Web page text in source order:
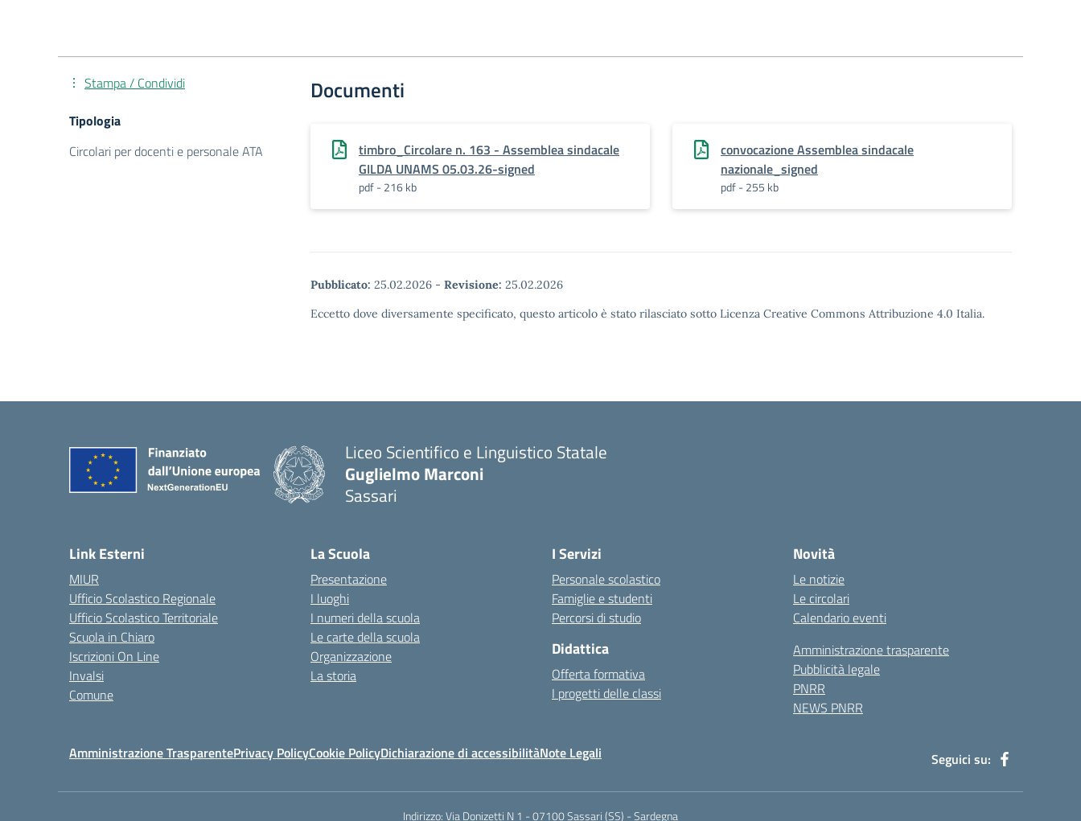
Documenti
timbro_Circolare n. 163 - Assemblea sindacale
GILDA UNAMS 05.03.26-signed
pdf - 216 kb
convocazione Assemblea sindacale
nazionale_signed
pdf - 255 kb
Pubblicato: 25.02.2026 - Revisione: 25.02.2026
Eccetto dove diversamente specificato, questo articolo è stato rilasciato sotto Licenza Creative Commons Attribuzione 4.0 Italia.
Stampa / Condividi
Tipologia
Circolari per docenti e personale ATA
Liceo Scientifico e Linguistico Statale
Guglielmo Marconi
Sassari
Link Esterni
MIUR
Ufficio Scolastico Regionale
Ufficio Scolastico Territoriale
Scuola in Chiaro
Iscrizioni On Line
Invalsi
Comune
La Scuola
Presentazione
I luoghi
I numeri della scuola
Le carte della scuola
Organizzazione
La storia
I Servizi
Personale scolastico
Famiglie e studenti
Percorsi di studio
Didattica
Offerta formativa
I progetti delle classi
Novità
Le notizie
Le circolari
Calendario eventi
Amministrazione trasparente
Pubblicità legale
PNRR
NEWS PNRR
Amministrazione TrasparentePrivacy PolicyCookie PolicyDichiarazione di accessibilitàNote Legali Seguici su:
Indirizzo:Via Donizetti N 1 - 07100 Sassari (SS) - Sardegna